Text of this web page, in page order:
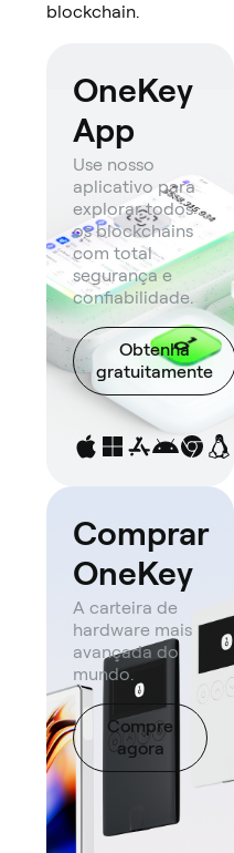
blockchain.
OneKey
App
Use nosso
aplicativo para
explorar todos
os blockchains
com total
segurança e
confiabilidade.
Obtenha
gratuitamente
Comprar
OneKey
A carteira de
hardware mais
avançada do
mundo.
Compre
agora